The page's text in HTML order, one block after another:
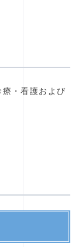
・看護および